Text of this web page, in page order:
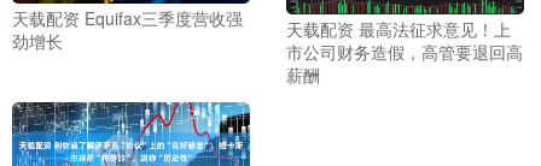
天载配资 Equifax三季度营收强
劲增长
天载配资 最高法征求意见！上
市公司财务造假，高管要退回高
薪酬